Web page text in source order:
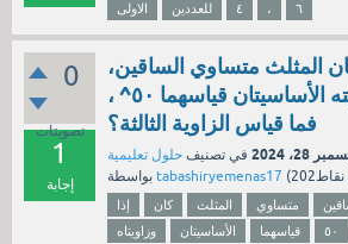
الاولى
للعددين ٤ ، ٦
0
تصويتات
1
إجابة
المثلث متساوي الساقين،
وزاويته الأساسيتان قياسهما ٥٠^ ،
فما قياس الزاوية الثالثة؟
28، 2024 في تصنيف حلول تعليمية
tabashiryemenas17 (
إذا كان المثلث متساوي
وزاويتاه
الأساسيتان قياسهما ٥٠